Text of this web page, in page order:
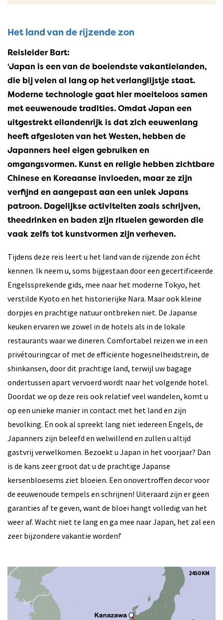
Het land van de rijzende zon
Reisleider Bart:
‘Japan is een van de boeiendste vakantielanden,
die bij velen al lang op het verlanglijstje staat.
Moderne technologie gaat hier moeiteloos samen
met eeuwenoude tradities. Omdat Japan een
uitgestrekt eilandenrijk is dat zich eeuwenlang
heeft afgesloten van het Westen, hebben de
Japanners heel eigen gebruiken en
omgangsvormen. Kunst en religie hebben zichtbare
Chinese en Koreaanse invloeden, maar ze zijn
verfijnd en aangepast aan een uniek Japans
patroon. Dagelijkse activiteiten zoals schrijven,
theedrinken en baden zijn rituelen geworden die
vaak zelfs tot kunstvormen zijn verheven.
Tijdens deze reis leert u het land van de rijzende zon écht
kennen. Ik neem u, soms bijgestaan door een gecertificeerde
Engelssprekende gids, mee naar het moderne Tokyo, het
verstilde Kyoto en het historierijke Nara. Maar ook kleine
dorpjes en prachtige natuur ontbreken niet. De Japanse
keuken ervaren we zowel in de hotels als in de lokale
restaurants waar we dineren. Comfortabel reizen we in een
privétouringcar of met de efficiënte hogesnelheidstrein, de
shinkansen, door dit prachtige land, terwijl uw bagage
ondertussen apart vervoerd wordt naar het volgende hotel.
Doordat we op deze reis ook relatief veel wandelen, komt u
op een unieke manier in contact met het land en zijn
bevolking. En ook al spreekt lang niet iedereen Engels, de
Japanners zijn beleefd en welwillend en zullen u altijd
gastvrij verwelkomen. Bezoekt u Japan in het voorjaar? Dan
is de kans zeer groot dat u de prachtige Japanse
kersenbloesems ziet bloeien. Een onovertroffen decor voor
de eeuwenoude tempels en schrijnen! Uiteraard zijn er geen
garanties af te geven, want de bloei hangt volledig van het
weer af. Wacht niet te lang en ga mee naar Japan, het zal een
zeer bijzondere vakantie worden!’
2450 KM